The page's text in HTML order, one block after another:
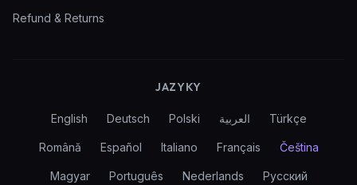
Refund & Returns
JAZYKY
English Deutsch Polski العربية Türkçe
Română Español Italiano Français Čeština
Magyar Português Nederlands Русский